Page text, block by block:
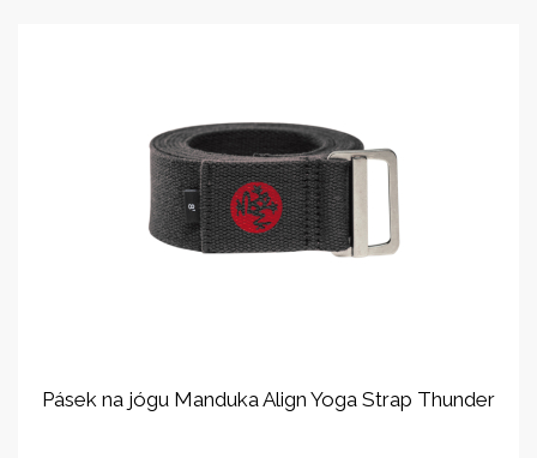
Pásek na jógu Manduka Align Yoga Strap Thunder